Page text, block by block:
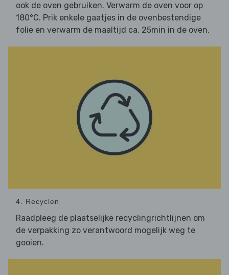
ook de oven gebruiken. Verwarm de oven voor op
180°C. Prik enkele gaatjes in de ovenbestendige
folie en verwarm de maaltijd ca. 25min in de oven.
4. Recyclen
Raadpleeg de plaatselijke recyclingrichtlijnen om
de verpakking zo verantwoord mogelijk weg te
gooien.